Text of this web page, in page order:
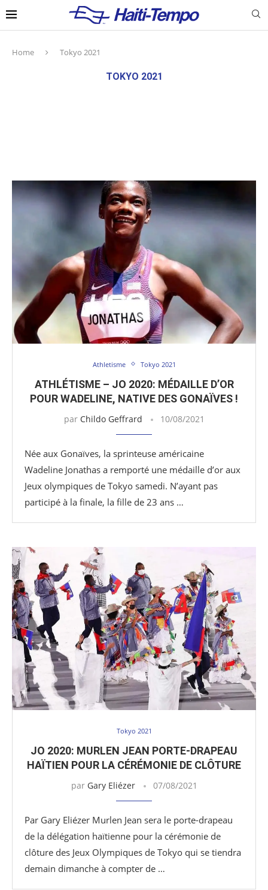
Home Tokyo 2021
TOKYO 2021
Athletisme Tokyo 2021
ATHLÉTISME – JO 2020: MÉDAILLE D’OR
POUR WADELINE, NATIVE DES GONAÏVES !
par Childo Geffrard 10/08/2021
Née aux Gonaïves, la sprinteuse américaine
Wadeline Jonathas a remporté une médaille d’or aux
Jeux olympiques de Tokyo samedi. N’ayant pas
participé à la finale, la fille de 23 ans …
Tokyo 2021
JO 2020: MURLEN JEAN PORTE-DRAPEAU
HAÏTIEN POUR LA CÉRÉMONIE DE CLÔTURE
par Gary Eliézer 07/08/2021
Par Gary Eliézer Murlen Jean sera le porte-drapeau
de la délégation haïtienne pour la cérémonie de
clôture des Jeux Olympiques de Tokyo qui se tiendra
demain dimanche à compter de …